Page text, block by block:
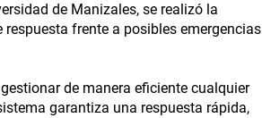
de Manizales, se realizó la
frente a posibles emergencias
de manera eficiente cualquier
garantiza una respuesta rápida,